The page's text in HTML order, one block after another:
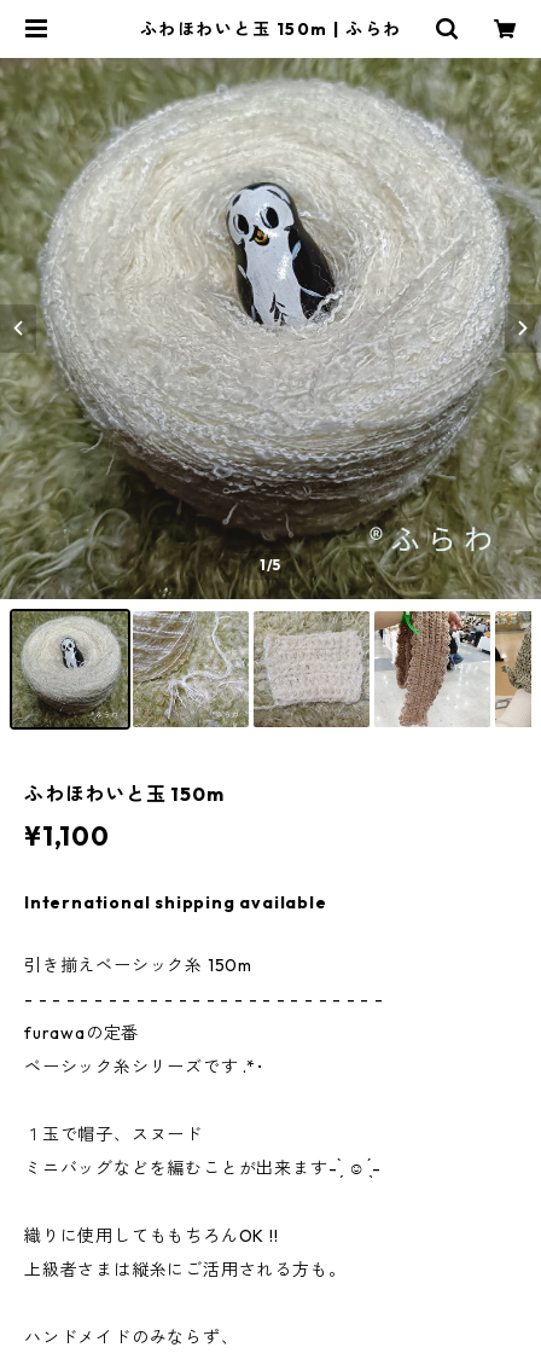
ふわほわいと玉 150m | ふらわ
1/5
ふわほわいと玉 150m
¥1,100
International shipping available
引き揃えベーシック糸 150m
- - - - - - - - - - - - - - - - - - - - - - - - - -
furawaの定番
ベーシック糸シリーズです .*･
１玉で帽子、スヌード
ミニバッグなどを編むことが出来ます- ̗̀ ☺︎ ̖́-
織りに使用してももちろんOK !!
上級者さまは縦糸にご活用される方も。
ハンドメイドのみならず、